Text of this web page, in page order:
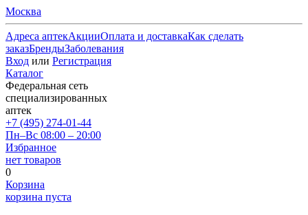
Москва
Адреса аптекАкцииОплата и доставкаКак сделать
заказБрендыЗаболевания
Вход или Регистрация
Каталог
Федеральная сеть
специализированных
аптек
+7 (495) 274-01-44
Пн–Вс 08:00 – 20:00
Избранное
нет товаров
0
Корзина
корзина пуста